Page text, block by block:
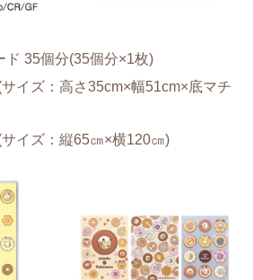
ド 35個分(35個分×1枚)
イズ：高さ35cm×幅51cm×底マチ
イズ：縦65㎝×横120㎝)